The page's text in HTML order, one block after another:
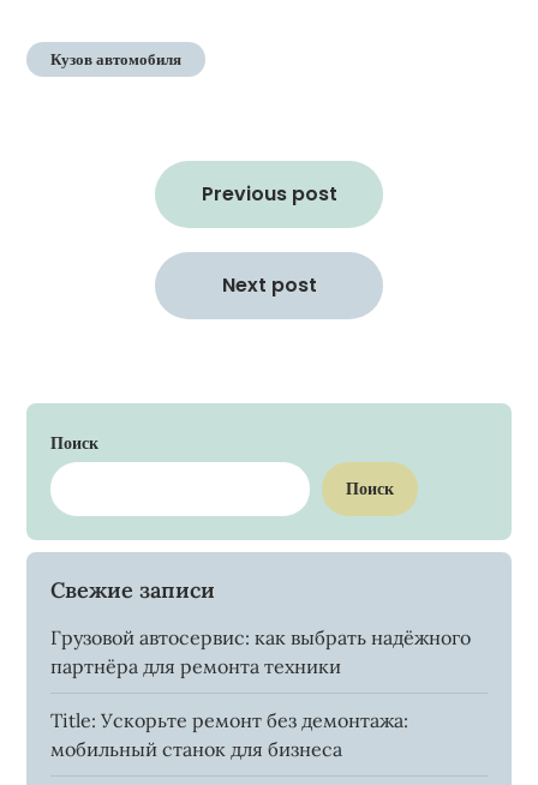
Кузов автомобиля
Previous post
Next post
Поиск
Поиск
Свежие записи
Грузовой автосервис: как выбрать надёжного
партнёра для ремонта техники
Title: Ускорьте ремонт без демонтажа:
мобильный станок для бизнеса